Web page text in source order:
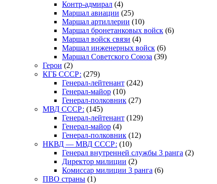
Контр-адмирал (4)
Маршал авиации (25)
Маршал артиллерии (10)
Маршал бронетанковых войск (6)
Маршал войск связи (4)
Маршал инженерных войск (6)
Маршал Советского Союза (39)
Герои (2)
КГБ СССР: (279)
Генерал-лейтенант (242)
Генерал-майор (10)
Генерал-полковник (27)
МВД СССР: (145)
Генерал-лейтенант (129)
Генерал-майор (4)
Генерал-полковник (12)
НКВД — МВД СССР: (10)
Генерал внутренней службы 3 ранга (2)
Директор милиции (2)
Комиссар милиции 3 ранга (6)
ПВО страны (1)